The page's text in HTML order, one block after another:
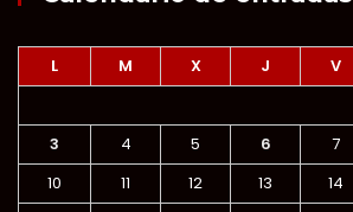
L M X J V
3
4 5 6 7
10
11 12 13 14